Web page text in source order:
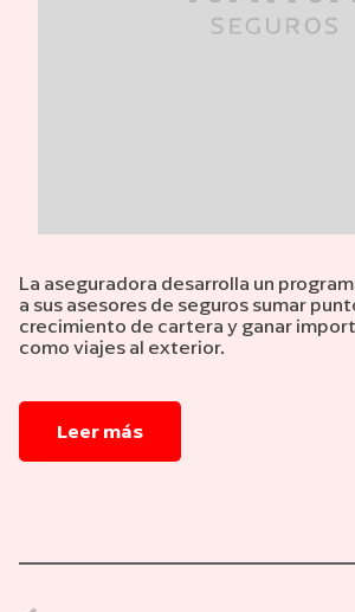
La aseguradora desarrolla un
a sus asesores de seguros sumar
crecimiento de cartera y ganar
como viajes al exterior.
Leer más